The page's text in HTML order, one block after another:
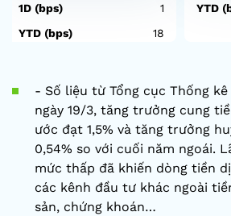
1D (bps)
1
YTD (bps)
18
YTD
- ​Số liệu từ Tổng cục Thống
ngày 19/3, tăng trưởng cung
ước đạt 1,5% và tăng trưởng
0,54% so với cuối năm ngoái.
mức thấp đã khiến dòng tiền
các kênh đầu tư khác ngoài
sản, chứng khoán…